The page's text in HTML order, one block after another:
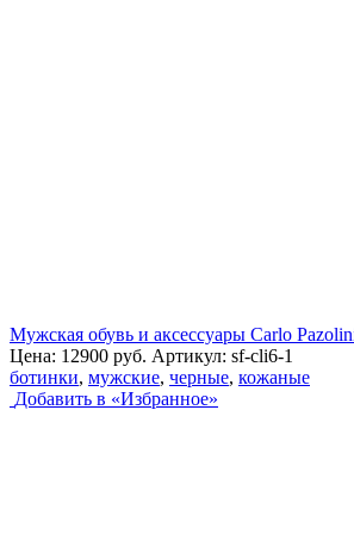
Мужская обувь и аксессуары Carlo
Цена: 12900 руб. Артикул: sf-cli6-1
ботинки, мужские, черные, кожаные
Добавить в «Избранное»